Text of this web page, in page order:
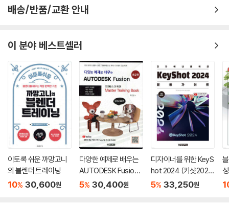
배송/반품/교환 안내
이 분야 베스트셀러
이토록 쉬운 까망고니
의 블렌더 트레이닝
10% 30,600원
다양한 예제로 배우는
AUTODESK Fusion
(오토데스크 퓨전) : 초
5% 30,400원
디자이너를 위한 KeyS
hot 2024 (키샷202
4) 활용 가이드
5% 33,250원